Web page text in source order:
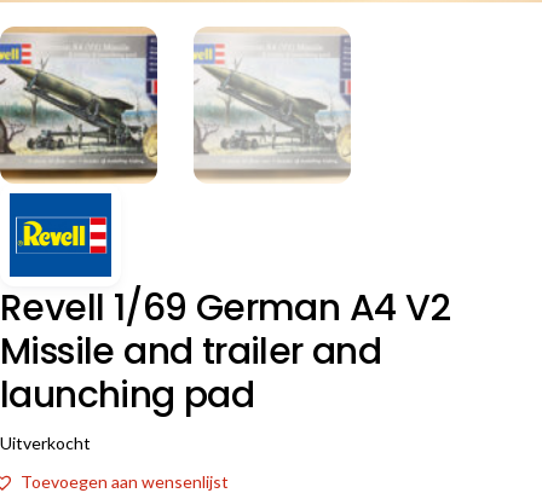
Revell 1/69 German A4 V2
Missile and trailer and
launching pad
Uitverkocht
Toevoegen aan wensenlijst